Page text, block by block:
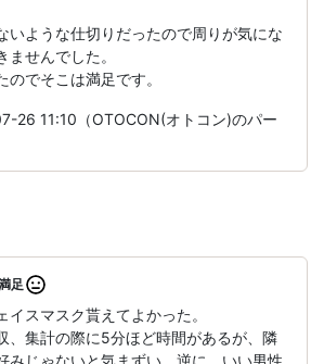
いような仕切りだったので周りが気にな
ませんでした。
のでそこは満足です。
26 11:10（OTOCON(オトコン)のパー
足
イスマスク貰えてよかった。
、集計の際に5分ほど時間があるが、隣